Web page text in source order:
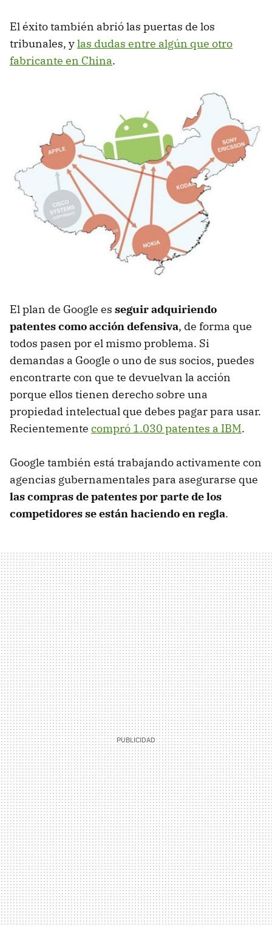
El éxito también abrió las puertas de los
tribunales, ylas dudas entre algún que otro
fabricante en China.
El plan de Google es seguir adquiriendo
patentes como acción defensiva, de forma que
todos pasen por el mismo problema. Si
demandas a Google o uno de sus socios, puedes
encontrarte con que te devuelvan la acción
porque ellos tienen derecho sobre una
propiedad intelectual que debes pagar para usar.
Recientemente compró 1.030 patentes a IBM.
Google también está trabajando activamente con
agencias gubernamentales para asegurarse que
las compras de patentes por parte de los
competidores se están haciendo en regla.